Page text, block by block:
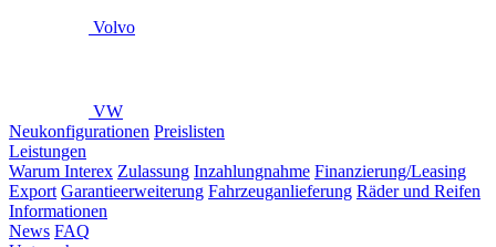
Volvo
VW
Neukonfigurationen Preislisten
Leistungen
Warum Interex Zulassung Inzahlungnahme Finanzierung/Leasing
Export Garantieerweiterung Fahrzeuganlieferung Räder und Reifen
Informationen
News FAQ